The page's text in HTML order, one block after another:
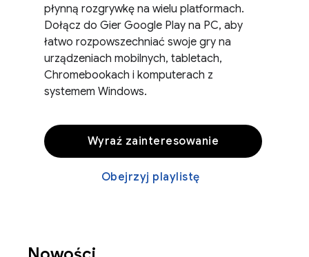
płynną rozgrywkę na wielu platformach.
Dołącz do Gier Google Play na PC, aby
łatwo rozpowszechniać swoje gry na
urządzeniach mobilnych, tabletach,
Chromebookach i komputerach z
systemem Windows.
Wyraź zainteresowanie
Obejrzyj playlistę